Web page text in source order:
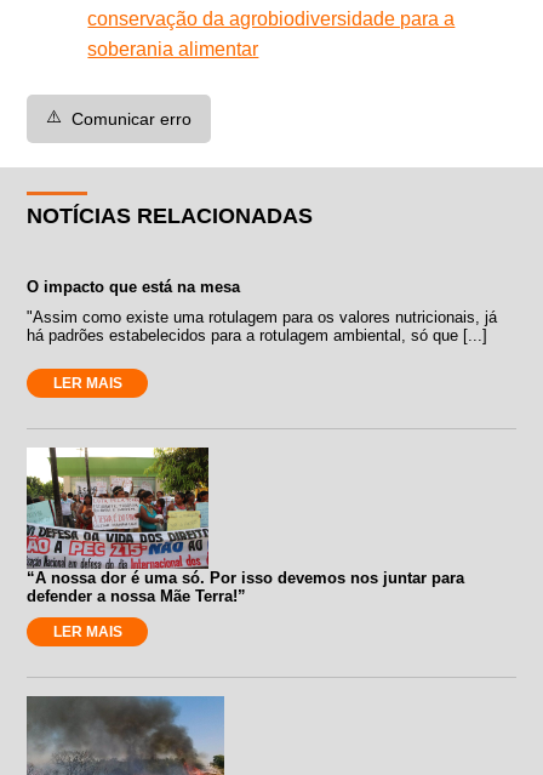
conservação da agrobiodiversidade para a
soberania alimentar
⚠️ Comunicar erro
NOTÍCIAS RELACIONADAS
O impacto que está na mesa
"Assim como existe uma rotulagem para os valores nutricionais, já
há padrões estabelecidos para a rotulagem ambiental, só que [...]
LER MAIS
“A nossa dor é uma só. Por isso devemos nos juntar para
defender a nossa Mãe Terra!”
LER MAIS